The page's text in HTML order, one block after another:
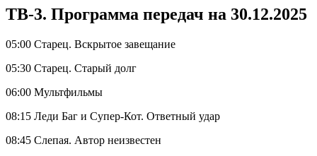
ТВ-3. Программа передач на 30.12.2025
05:00 Старец. Вскрытое завещание
05:30 Старец. Старый долг
06:00 Мультфильмы
08:15 Леди Баг и Супер-Кот. Ответный удар
08:45 Слепая. Автор неизвестен